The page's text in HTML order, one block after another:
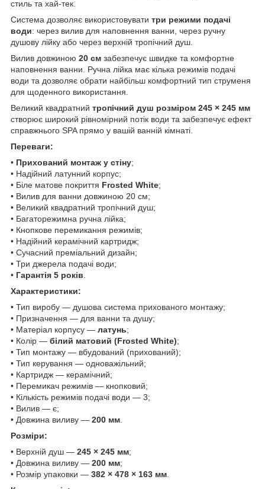
стиль та хай-тек.
Система дозволяє використовувати три режими подачі
води: через вилив для наповнення ванни, через ручну
душову лійку або через верхній тропічний душ.
Вилив довжиною 20 см забезпечує швидке та комфортне
наповнення ванни. Ручна лійка має кілька режимів подачі
води та дозволяє обрати найбільш комфортний тип струменя
для щоденного використання.
Великий квадратний тропічний душ розміром 245 × 245 мм
створює широкий рівномірний потік води та забезпечує ефект
справжнього SPA прямо у вашій ванній кімнаті.
Переваги:
• Прихований монтаж у стіну;
• Надійний латунний корпус;
• Біле матове покриття Frosted White;
• Вилив для ванни довжиною 20 см;
• Великий квадратний тропічний душ;
• Багаторежимна ручна лійка;
• Кнопкове перемикання режимів;
• Надійний керамічний картридж;
• Сучасний преміальний дизайн;
• Три джерела подачі води;
• Гарантія 5 років
Характеристики:
• Тип виробу — душова система прихованого монтажу;
• Призначення — для ванни та душу;
• Матеріал корпусу — латунь;
• Колір — білий матовий (Frosted White);
• Тип монтажу — вбудований (прихований);
• Тип керування — одноважільний;
• Картридж — керамічний;
• Перемикач режимів — кнопковий;
• Кількість режимів подачі води — 3;
• Вилив — є;
• Довжина виливу — 200 мм
Розміри:
• Верхній душ — 245 × 245 мм;
• Довжина виливу — 200 мм;
• Розмір упаковки — 382 × 478 × 163 мм